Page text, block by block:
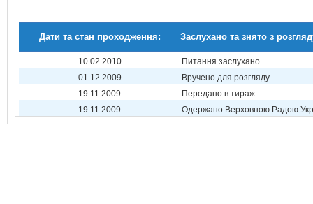
Дати та стан проходження: Заслухано та знято з
10.02.2010
Питання заслухано
01.12.2009
Вручено для розгляду
19.11.2009
Передано в тираж
19.11.2009
Одержано Верховною Радою